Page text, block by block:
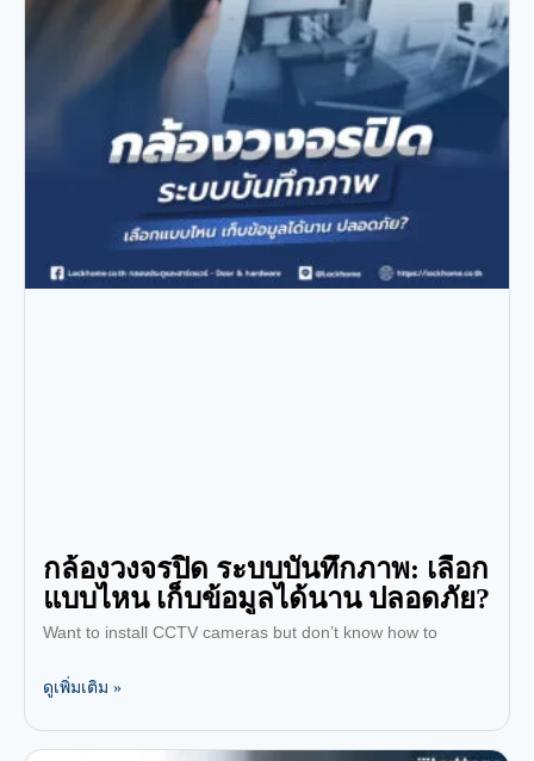
กล้องวงจรปิด ระบบบันทึกภาพ: เลือก
แบบไหน เก็บข้อมูลได้นาน ปลอดภัย?
Want to install CCTV cameras but don’t know how to
ดูเพิ่มเติม »